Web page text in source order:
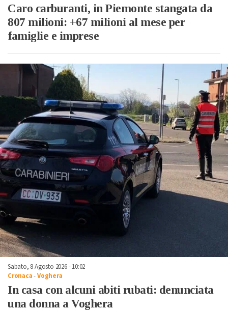
Caro carburanti, in Piemonte stangata da
807 milioni: +67 milioni al mese per
famiglie e imprese
Sabato, 8 Agosto 2026 - 10:02
Cronaca-Voghera
In casa con alcuni abiti rubati: denunciata
una donna a Voghera